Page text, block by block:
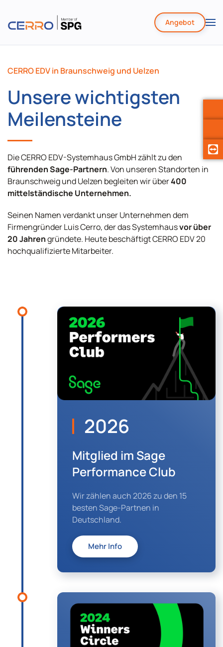
Zum
Angebot
CERRO EDV in Braunschweig und Uelzen
Unsere wichtigsten
Meilensteine
Die CERRO EDV-Systemhaus GmbH zählt zu den
führenden Sage-Partnern. Von unseren Standorten in
Braunschweig und Uelzen begleiten wir über400
mittelständische Unternehmen.
Seinen Namen verdankt unser Unternehmen dem
Firmengründer Luis Cerro, der das Systemhausvor über
20 Jahrengründete. Heute beschäftigt CERRO EDV 20
hochqualifizierte Mitarbeiter.
2026
Mitglied im Sage
Performance Club
Wir zählen auch 2026 zu den 15
besten Sage-Partnen in
Deutschland.
Mehr Info